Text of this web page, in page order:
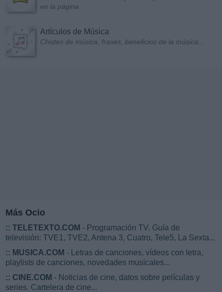
en la página
Artículos de Música
Chistes de música, frases, beneficios de la música...
Más Ocio
:: TELETEXTO.COM - Programación TV. Guía de
televisión: TVE1, TVE2, Antena 3, Cuatro, Tele5, La Sexta...
:: MUSICA.COM - Letras de canciones, vídeos con letra,
playlists de canciones, novedades musicales...
:: CINE.COM - Noticias de cine, datos sobre películas y
series. Cartelera de cine...